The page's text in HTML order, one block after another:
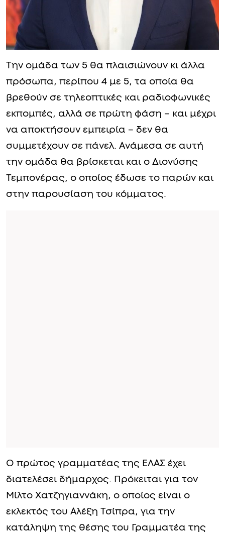
Την ομάδα των 5 θα πλαισιώνουν κι άλλα
πρόσωπα, περίπου 4 με 5, τα οποία θα
βρεθούν σε τηλεοπτικές και ραδιοφωνικές
εκπομπές, αλλά σε πρώτη φάση – και μέχρι
να αποκτήσουν εμπειρία – δεν θα
συμμετέχουν σε πάνελ. Ανάμεσα σε αυτή
την ομάδα θα βρίσκεται και ο Διονύσης
Τεμπονέρας, ο οποίος έδωσε το παρών και
στην παρουσίαση του κόμματος.
O πρώτος γραμματέας της ΕΛΑΣ έχει
διατελέσει δήμαρχος. Πρόκειται για τον
Μίλτο Χατζηγιαννάκη, ο οποίος είναι ο
εκλεκτός του Αλέξη Τσίπρα, για την
κατάληψη της θέσης του Γραμματέα της